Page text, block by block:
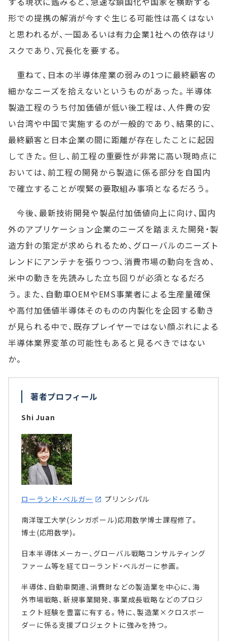
形での提携の解消が今すぐ生じる可能性は高くはない
と思われるが、一国あるいは有力企業1社への依存はリ
スクであり、冗長化を要する。
重ねて、日本の半導体産業の弱みの1つに最終顧客の
細かなニーズを拾えないというものがあった。半導体
製造工程のうち付加価値が低い後工程は、人件費の安
い台湾や中国で実施するのが一般的であり、結果的に、
最終顧客と日本企業の間に距離が存在したことに起因
してきた。但し、前工程の重要性が非常に高い現時点に
おいては、前工程の開発から製造に係る部分を自国内
で確立することが喫緊の要取組み事項となるだろう。
今後、最新技術開発や製品付加価値向上に向け、国内
外のアプリケーション企業のニーズを踏まえた開発・製
造方針の策定が求められるため、グローバルのニーズト
レンドにアンテナを張りつつ、消費市場の動向を含め、
米中の動きを先読みした立ち回りが必須となるだろ
う。また、自動車OEMやEMS事業者による生産量確保
や高付加価値半導体そのものの内製化を企図する動き
が見られる中で、既存プレイヤーではない顔ぶれによる
半導体業界変革の可能性もあると見るべきではない
か。
著者プロフィール
Shi Juan
ローランド・ベルガー プリンシパル
南洋理工大学(シンガポール)応用数学博士課程修了。
博士(応用数学)。
日本半導体メーカー、グローバル戦略コンサルティング
ファーム等を経てローランド・ベルガーに参画。
半導体、自動車関連、消費財などの製造業を中心に、海
外市場戦略、新規事業開発、事業成長戦略などのプロジ
ェクト経験を豊富に有する。特に、製造業×クロスボー
ダーに係る支援プロジェクトに強みを持つ。